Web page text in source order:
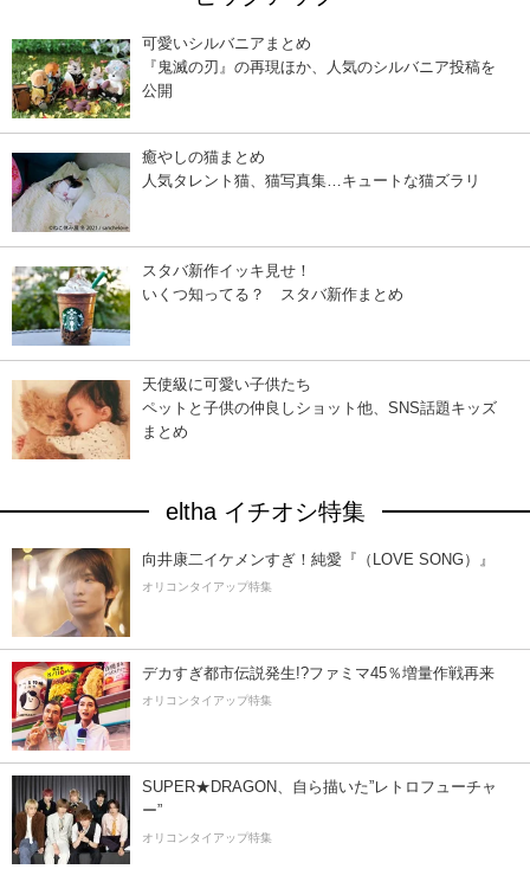
可愛いシルバニアまとめ
『鬼滅の刃』の再現ほか、人気のシルバニア投稿を
公開
癒やしの猫まとめ
人気タレント猫、猫写真集…キュートな猫ズラリ
スタバ新作イッキ見せ！
いくつ知ってる？ スタバ新作まとめ
天使級に可愛い子供たち
ペットと子供の仲良しショット他、SNS話題キッズ
まとめ
eltha イチオシ特集
向井康二イケメンすぎ！純愛『（LOVE SONG）』
オリコンタイアップ特集
デカすぎ都市伝説発生!?ファミマ45％増量作戦再来
オリコンタイアップ特集
SUPER★DRAGON、自ら描いた”レトロフューチャ
ー”
オリコンタイアップ特集